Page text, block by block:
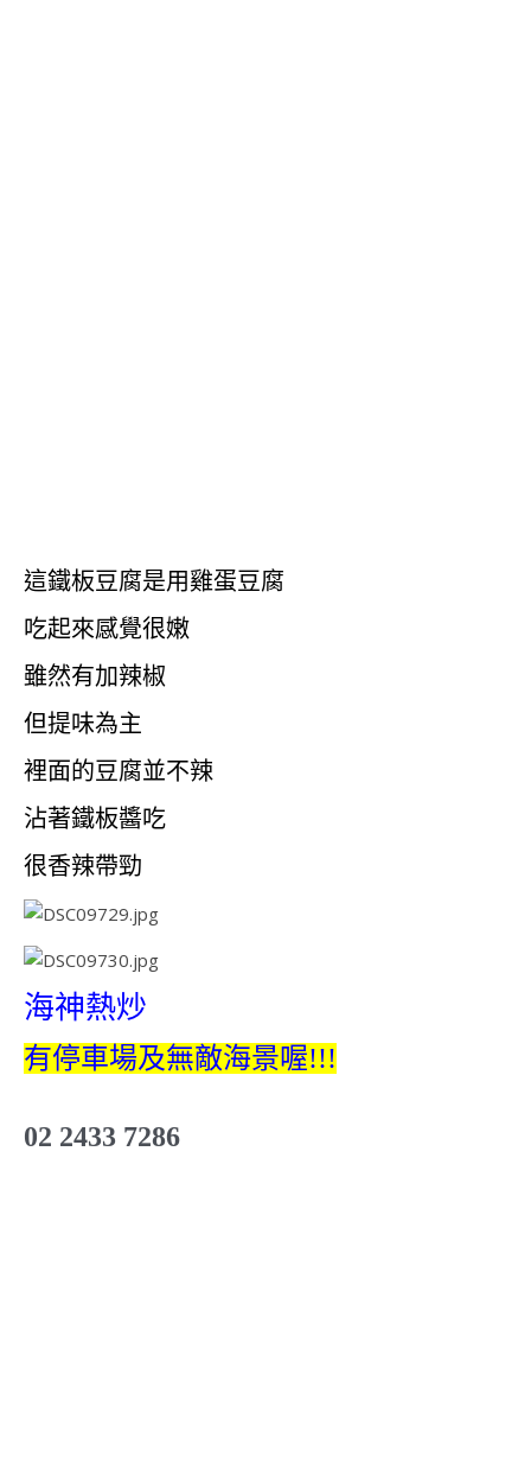
這鐵板豆腐是用雞蛋豆腐
吃起來感覺很嫩
雖然有加辣椒
但提味為主
裡面的豆腐並不辣
沾著鐵板醬吃
很香辣帶勁
海神熱炒
有停車場及無敵海景喔!!!
02 2433 7286